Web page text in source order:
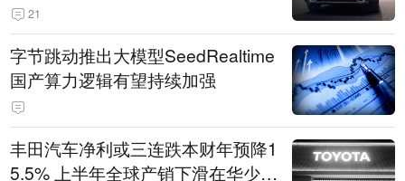
21
字节跳动推出大模型SeedRealtime
国产算力逻辑有望持续加强
丰田汽车净利或三连跌本财年预降1
5.5% 上半年全球产销下滑在华少卖